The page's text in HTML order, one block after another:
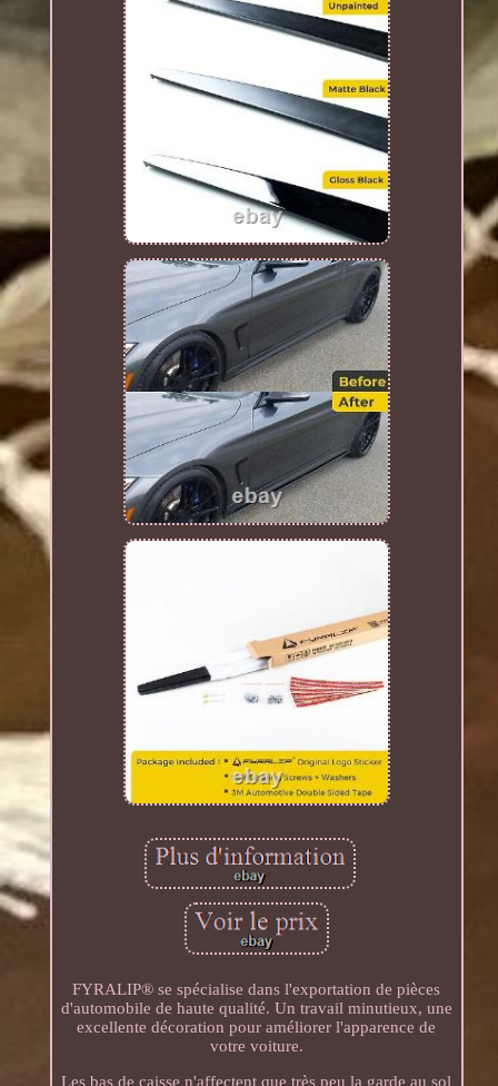
FYRALIP® se spécialise dans l'exportation de pièces
d'automobile de haute qualité. Un travail minutieux, une
excellente décoration pour améliorer l'apparence de
votre voiture.
Les bas de caisse n'affectent que très peu la garde au sol